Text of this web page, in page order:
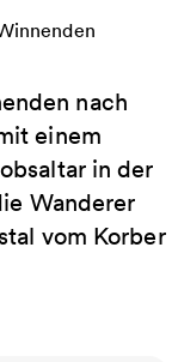
nach
einem
in der
Wanderer
vom Korber